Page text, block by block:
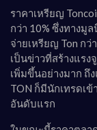
ราคาเหรียญ
กว่า 10% ซึ่งทางมู
จ่ายเหรียญ Ton ก
เป็นข่าวที่สร้างแรง
เพิ่มขึ้นอย่างมาก ถึ
TON ก็มีนักเทรดเ
อันดับแรก